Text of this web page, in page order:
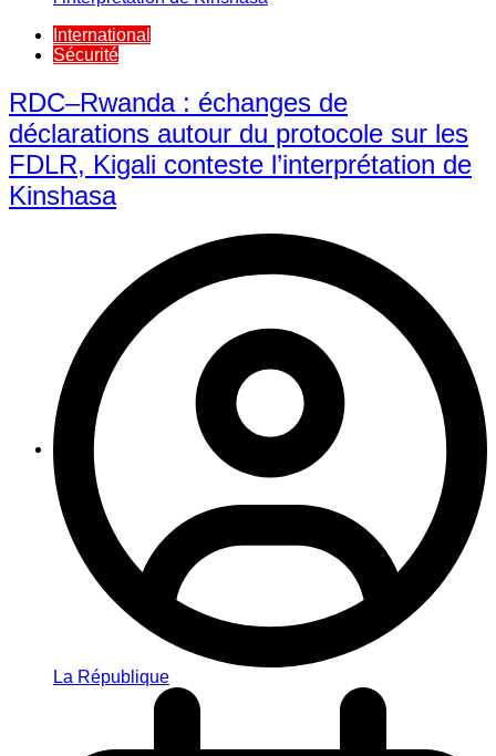
International
Sécurité
RDC–Rwanda : échanges de
déclarations autour du protocole sur les
FDLR, Kigali conteste l’interprétation de
Kinshasa
La République